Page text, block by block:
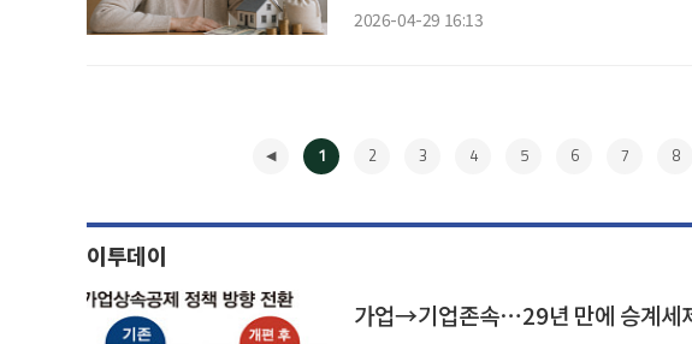
2026-04-29 16:13
1 2 3 4 5 6 7 8
이투데이
가업→기업존속⋯29년 만에 승계세